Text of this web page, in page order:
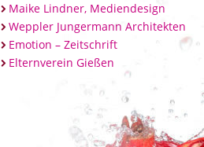
Maike Lindner, Mediendesign
Weppler Jungermann Architekten
Emotion – Zeitschrift
Elternverein Gießen